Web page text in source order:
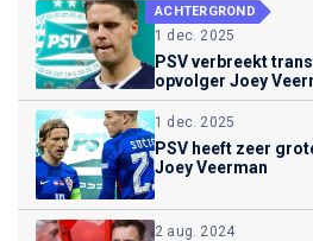
ACHTERGROND
1 dec. 2025
PSV verbreekt
opvolger Joey
1 dec. 2025
PSV heeft zeer
Joey Veerman
2 aug. 2024